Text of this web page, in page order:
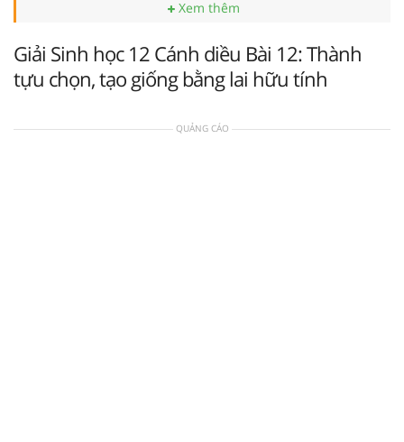
Xem thêm
Giải Sinh học 12 Cánh diều Bài 12: Thành
tựu chọn, tạo giống bằng lai hữu tính
QUẢNG CÁO